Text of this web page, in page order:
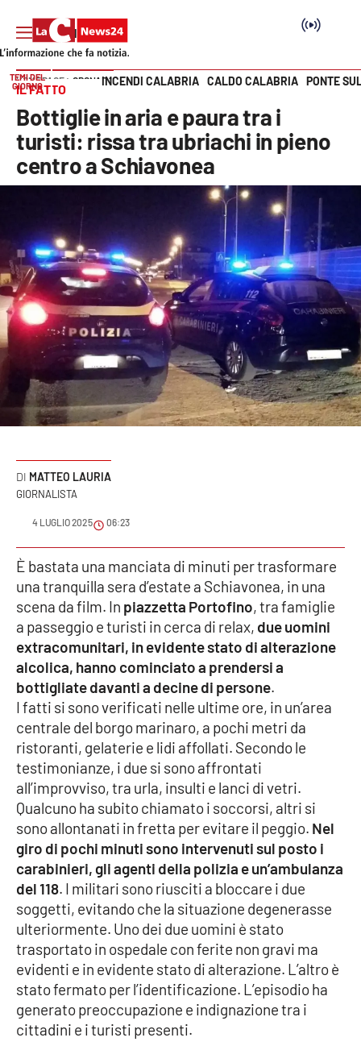
SEZIONI
Cronaca
Attualità
Economia e lavoro
Italia Mondo
Sanità
Sport
Podcast
Editoriali
VIDEO
Ambiente
Cronaca
Cultura
Economia e Lavoro
Politica
Sanità
Società
Sport
RUBRICHE
Vai
TEMI DEL
GIORNO
INCENDI CALABRIA CALDO CALABRIA PONTE
HOME PAGE CRONACA
IL FATTO
Bottiglie in aria e paura tra i
turisti: rissa tra ubriachi in pieno
centro a Schiavonea
MATTEO LAURIA
GIORNALISTA
4 LUGLIO 2025 06:23
È bastata una manciata di minuti per trasformare
una tranquilla sera d’estate a Schiavonea, in una
scena da film. In piazzetta Portofino, tra famiglie
a passeggio e turisti in cerca di relax, due uomini
extracomunitari, in evidente stato di alterazione
alcolica, hanno cominciato a prendersi a
bottigliate davanti a decine di persone.
I fatti si sono verificati nelle ultime ore, in un’area
centrale del borgo marinaro, a pochi metri da
ristoranti, gelaterie e lidi affollati. Secondo le
testimonianze, i due si sono affrontati
all’improvviso, tra urla, insulti e lanci di vetri.
Qualcuno ha subito chiamato i soccorsi, altri si
sono allontanati in fretta per evitare il peggio. Nel
giro di pochi minuti sono intervenuti sul posto i
carabinieri, gli agenti della polizia e un’ambulanza
del 118. I militari sono riusciti a bloccare i due
soggetti, evitando che la situazione degenerasse
ulteriormente. Uno dei due uomini è stato
trasportato in ospedale con ferite non gravi ma
evidenti e in evidente stato di alterazione. L’altro è
stato fermato per l’identificazione. L’episodio ha
generato preoccupazione e indignazione tra i
cittadini e i turisti presenti.